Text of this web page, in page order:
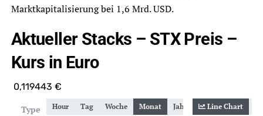
Marktkapitalisierung bei 1,6 Mrd. USD.
Aktueller Stacks – STX Preis –
Kurs in Euro
0,119443 €
Zoom Hour Tag Woche Monat Jahr Gesamt
Type Line Chart